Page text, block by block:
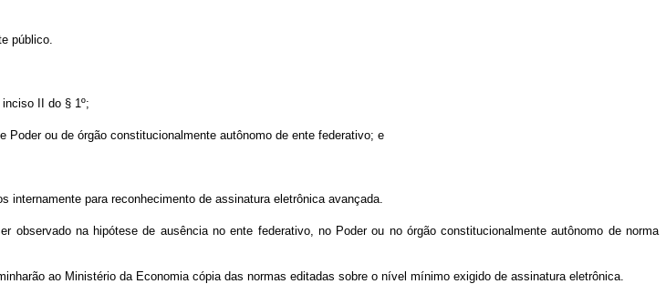
público.
II do § 1º;
ou de órgão constitucionalmente autônomo de ente federativo; e
para reconhecimento de assinatura eletrônica avançada.
na hipótese de ausência no ente federativo, no Poder ou no órgão constitucionalmente autônomo de norma
ao Ministério da Economia cópia das normas editadas sobre o nível mínimo exigido de assinatura eletrônica.